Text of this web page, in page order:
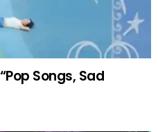
Songs, Sad